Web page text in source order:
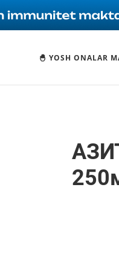
🐣 YOSH ONALAR